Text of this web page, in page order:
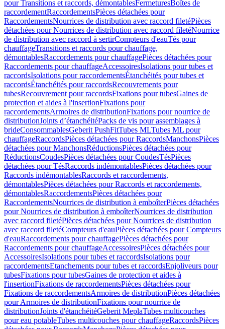
pour Transitions et raccords, démontablesFermeturesBoîtes de
raccordementRaccordementsPièces détachées pour
RaccordementsNourrices de distribution avec raccord filetéPièces
détachées pour Nourrices de distribution avec raccord filetéNourrice
de distribution avec raccord à sertirCompteurs d'eauTés pour
chauffageTransitions et raccords pour chauffage,
démontablesRaccordements pour chauffagePièces détachées pour
Raccordements pour chauffageAccessoiresIsolations pour tubes et
raccordsIsolations pour raccordementsÉtanchéités pour tubes et
raccordsÉtanchéités pour raccordsRecouvrements pour
tubesRecouvrement pour raccordsFixations pour tubesGaines de
protection et aides à l'insertionFixations pour
raccordementsArmoires de distributionFixations pour nourrice de
distributionJoints d’étanchéitéPacks de vis pour assemblages à
brideConsommablesGeberit PushFitTubes MLTubes ML pour
chauffageRaccordsPièces détachées pour RaccordsManchonsPièces
détachées pour ManchonsRéductionsPièces détachées pour
RéductionsCoudesPièces détachées pour CoudesTésPièces
détachées pour TésRaccords indémontablesPièces détachées pour
Raccords indémontablesRaccords et raccordements,
démontablesPièces détachées pour Raccords et raccordements,
démontablesRaccordementsPièces détachées pour
RaccordementsNourrices de distribution à emboîterPièces détachées
pour Nourrices de distribution à emboîterNourrices de distribution
avec raccord filetéPièces détachées pour Nourrices de distribution
avec raccord filetéCompteurs d'eauPièces détachées pour Compteurs
d'eauRaccordements pour chauffagePièces détachées pour
Raccordements pour chauffageAccessoiresPièces détachées pour
AccessoiresIsolations pour tubes et raccordsIsolations pour
raccordementsEtanchements pour tubes et raccordsEnjoliveurs pour
tubesFixations pour tubesGaines de protection et aides à
l'insertionFixations de raccordementsPièces détachées pour
Fixations de raccordementsArmoires de distributionPièces détachées
pour Armoires de distributionFixations pour nourrice de
distributionJoints d'étanchéitéGeberit MeplaTubes multicouches
pour eau potableTubes multicouches pour chauffageRaccordsPièces